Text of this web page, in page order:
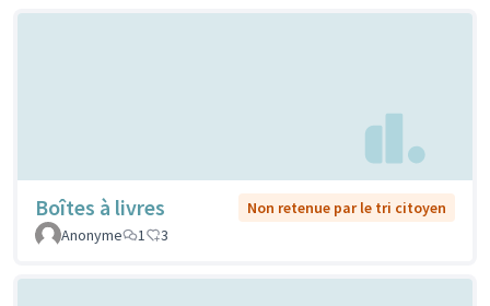
Boîtes à livres
Non retenue par le tri citoyen
Anonyme
1 3